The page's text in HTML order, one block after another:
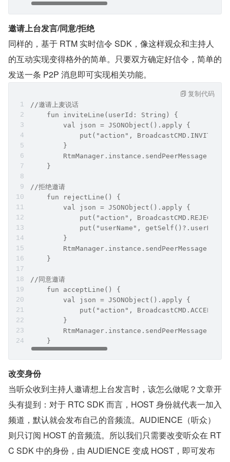
邀请上台发言/同意/拒绝
同样的，基于 RTM 实时信令 SDK，像这样观众和主持人
的互动实现变得格外的简单。只要双方确定好信令，简单的
发送一条 P2P 消息即可实现相关功能。
//邀请上麦说话
    fun inviteLine(userId: String) {
        val json = JSONObject().apply {
put("action",
        }
    }
//拒绝邀请
    fun rejectLine() {
        val json = JSONObject().apply {
put("action",
            put("userName", getSelf()?.userName)
        }
    }
//同意邀请
    fun acceptLine() {
        val json = JSONObject().apply {
put("action",
        }
    }
复制代码
改变身份
当听众收到主持人邀请想上台发言时，该怎么做呢？文章开
头有提到：对于 RTC SDK 而言，HOST 身份就代表一加入
频道，默认就会发布自己的音频流。AUDIENCE（听众）
则只订阅 HOST 的音频流。所以我们只需要改变听众在 RT
C SDK 中的身份，由 AUDIENCE 变成 HOST，即可发布